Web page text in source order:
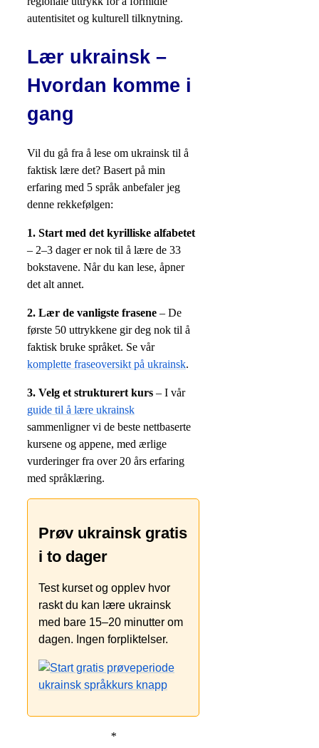
autentisitet og kulturell tilknytning.
Lær ukrainsk –
Hvordan komme i
gang
Vil du gå fra å lese om ukrainsk til å
faktisk lære det? Basert på min
erfaring med 5 språk anbefaler jeg
denne rekkefølgen:
1. Start med det kyrilliske alfabetet
– 2–3 dager er nok til å lære de 33
bokstavene. Når du kan lese, åpner
det alt annet.
2. Lær de vanligste frasene – De
første 50 uttrykkene gir deg nok til å
faktisk bruke språket. Se vår
komplette fraseoversikt på ukrainsk.
3. Velg et strukturert kurs – I vår
guide til å lære ukrainsk
sammenligner vi de beste nettbaserte
kursene og appene, med ærlige
vurderinger fra over 20 års erfaring
med språklæring.
Prøv ukrainsk gratis
i to dager
Test kurset og opplev hvor
raskt du kan lære ukrainsk
med bare 15–20 minutter om
dagen. Ingen forpliktelser.
*